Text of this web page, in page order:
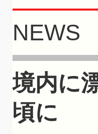
NEWS
境内に
頃に